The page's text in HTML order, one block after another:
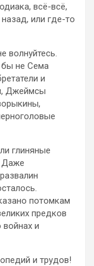
всё-всё,
или где-то
волнуйтесь.
бы не Сема
и
Джеймсы
глиняные
Даже
потомкам
предков
войнах и
и трудов!